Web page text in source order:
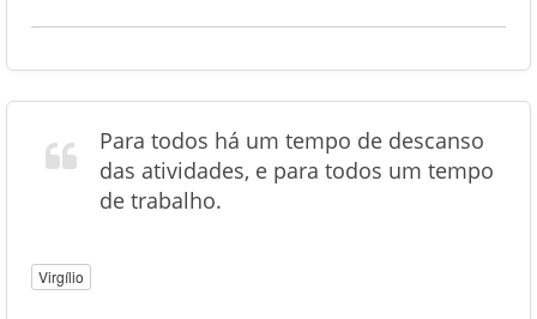
Para todos há um tempo de descanso
das atividades, e para todos um tempo
de trabalho.
Virgílio